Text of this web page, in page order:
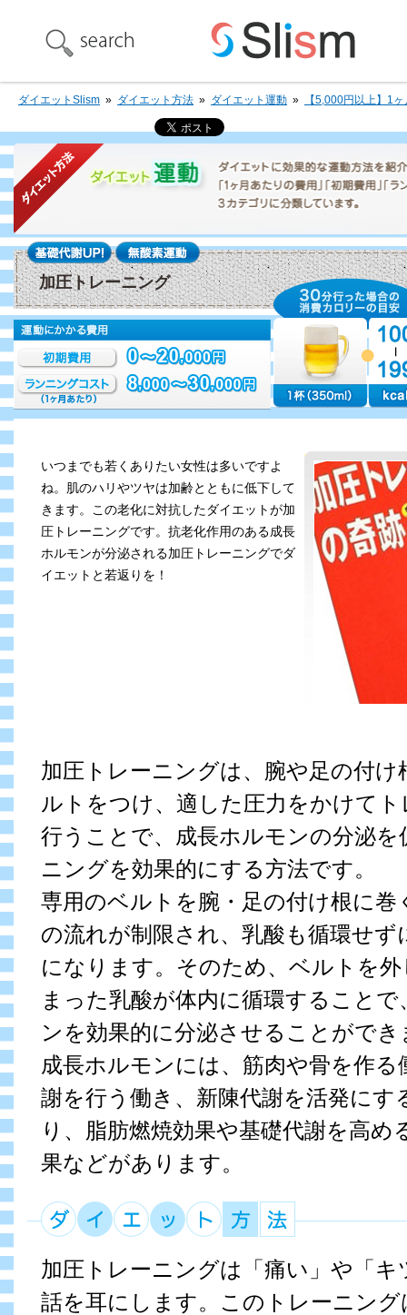
ダイエットSlism » ダイエット方法 » ダイエット運動 » 【5,000円以上】1
加圧トレーニング
いつまでも若くありたい女性は多いですよ
ね。肌のハリやツヤは加齢とともに低下して
きます。この老化に対抗したダイエットが加
圧トレーニングです。抗老化作用のある成長
ホルモンが分泌される加圧トレーニングでダ
イエットと若返りを！
加圧トレーニングは、腕や足の付け
ルトをつけ、適した圧力をかけて
行うことで、成長ホルモンの分泌を
ニングを効果的にする方法です。
専用のベルトを腕・足の付け根に巻
の流れが制限され、乳酸も循環せず
になります。そのため、ベルトを
まった乳酸が体内に循環することで
ンを効果的に分泌させることができ
成長ホルモンには、筋肉や骨を作る
謝を行う働き、新陳代謝を活発にす
り、脂肪燃焼効果や基礎代謝を高め
果などがあります。
加圧トレーニングは「痛い」や「キ
話を耳にします。このトレーニン